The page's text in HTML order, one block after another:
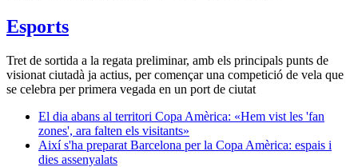
Esports
Tret de sortida a la regata preliminar, amb els principals punts de
visionat ciutadà ja actius, per començar una competició de vela que
se celebra per primera vegada en un port de ciutat
El dia abans al territori Copa Amèrica: «Hem vist les 'fan
zones', ara falten els visitants»
Així s'ha preparat Barcelona per la Copa Amèrica: espais i
dies assenyalats